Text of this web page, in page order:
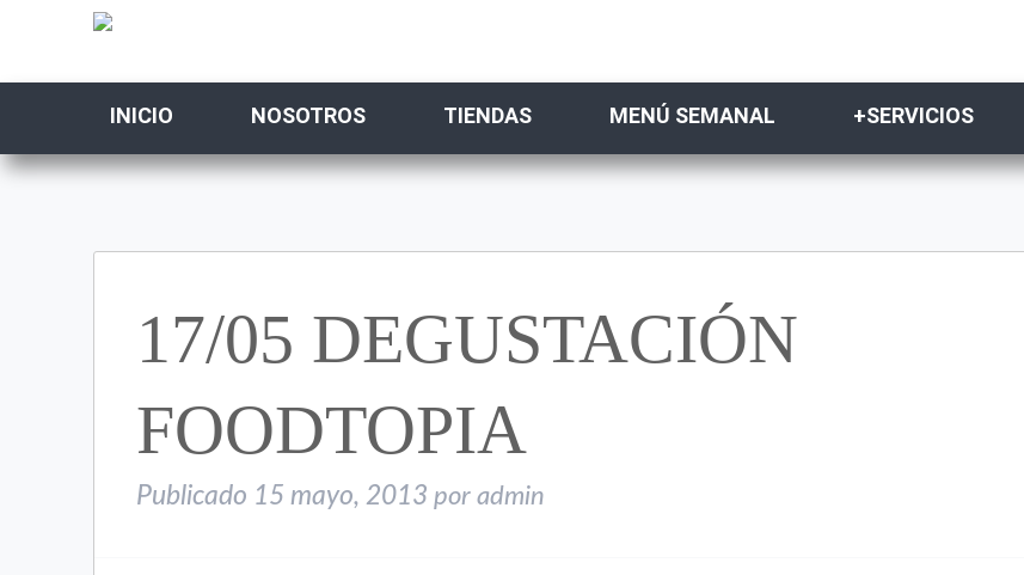
INICIO NOSOTROS TIENDAS MENÚ SEMANAL +SERVICIOS
17/05 DEGUSTACIÓN
FOODTOPIA
Publicado 15 mayo, 2013 por admin